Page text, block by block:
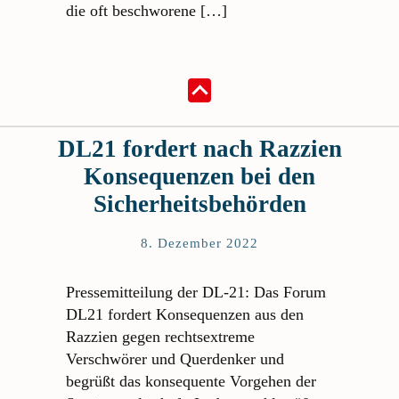
die oft beschworene […]
DL21 fordert nach Razzien
Konsequenzen bei den
Sicherheitsbehörden
8. Dezember 2022
Pressemitteilung der DL-21: Das Forum
DL21 fordert Konsequenzen aus den
Razzien gegen rechtsextreme
Verschwörer und Querdenker und
begrüßt das konsequente Vorgehen der